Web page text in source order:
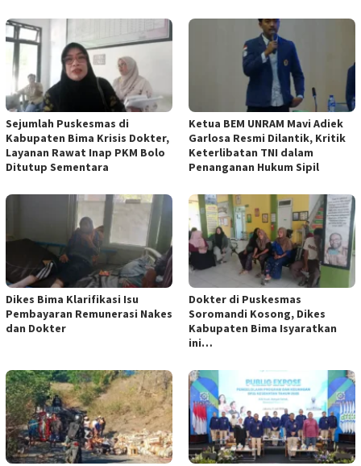
Sejumlah Puskesmas di
Kabupaten Bima Krisis Dokter,
Layanan Rawat Inap PKM Bolo
Ditutup Sementara
Ketua BEM UNRAM Mavi Adiek
Garlosa Resmi Dilantik, Kritik
Keterlibatan TNI dalam
Penanganan Hukum Sipil
Dikes Bima Klarifikasi Isu
Pembayaran Remunerasi Nakes
dan Dokter
Dokter di Puskesmas
Soromandi Kosong, Dikes
Kabupaten Bima Isyaratkan
ini…